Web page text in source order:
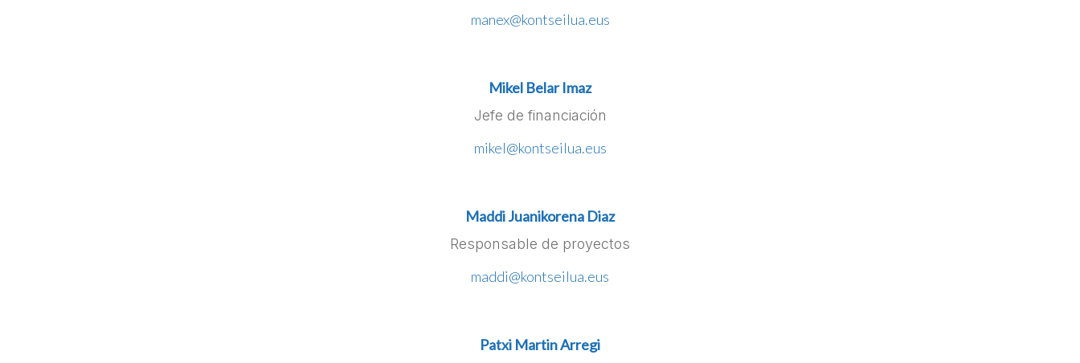
manex@kontseilua.eus
Mikel Belar Imaz
Jefe de financiación
mikel@kontseilua.eus
Maddi Juanikorena Diaz
Responsable de proyectos
maddi@kontseilua.eus
Patxi Martin Arregi